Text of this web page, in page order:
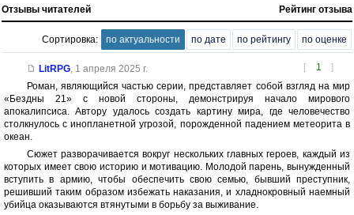
Отзывы читателей Рейтинг отзыва
Сортировка: по актуальности по дате по рейтингу по оценке
[ 1 ]
LitRPG, 1 апреля 2025 г.
Роман, являющийся частью серии, представляет собой взгляд на мир
«Бездны 21» с новой стороны, демонстрируя начало мирового
апокалипсиса. Автору удалось создать картину мира, где человечество
столкнулось с инопланетной угрозой, порожденной падением метеорита в
океан.
Сюжет разворачивается вокруг нескольких главных героев, каждый из
которых имеет свою историю и мотивацию. Молодой парень, вынужденный
вступить в армию, чтобы обеспечить свою семью, бывший преступник,
решивший таким образом избежать наказания, и хладнокровный наемный
убийца оказываются втянутыми в борьбу за выживание.